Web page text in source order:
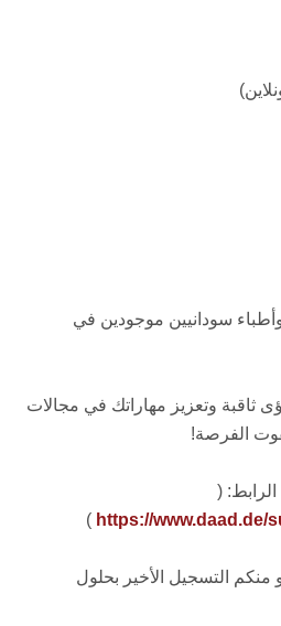
سودانيين موجودين في
ثاقبة وتعزيز مهاراتك في مجالات
الفرصة!
(
https://www.daad.de/
)
منكم التسجيل الأخير بحلول